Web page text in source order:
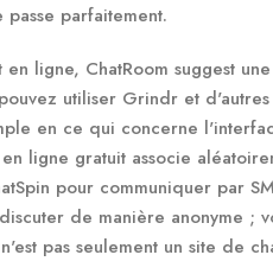
parfaitement.
ligne, ChatRoom suggest
utiliser Grindr et
en ce qui concerne
ligne gratuit associe
pour communiquer par
de manière anonyme ;
pas seulement un site de